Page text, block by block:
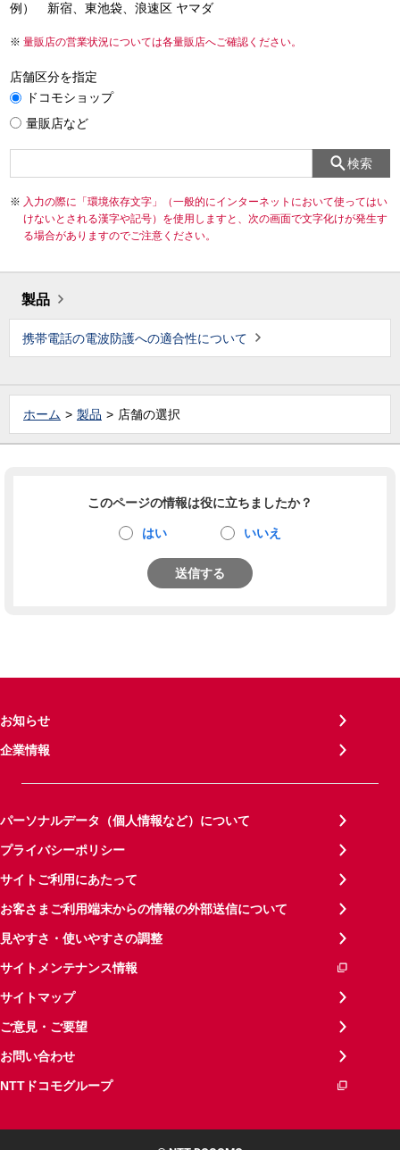
例） 新宿、東池袋、浪速区 ヤマダ
量販店の営業状況については各量販店へご確認ください。
店舗区分を指定
ドコモショップ
量販店など
検索
入力の際に「環境依存文字」（一般的にインターネットにおいて使ってはい
けないとされる漢字や記号）を使用しますと、次の画面で文字化けが発生す
る場合がありますのでご注意ください。
製品
携帯電話の電波防護への適合性について
ホーム 製品 店舗の選択
このページの情報は役に立ちましたか？
はい いいえ
送信する
お知らせ
企業情報
パーソナルデータ（個人情報など）について
プライバシーポリシー
サイトご利用にあたって
お客さまご利用端末からの情報の外部送信について
見やすさ・使いやすさの調整
サイトメンテナンス情報
サイトマップ
ご意見・ご要望
お問い合わせ
NTTドコモグループ